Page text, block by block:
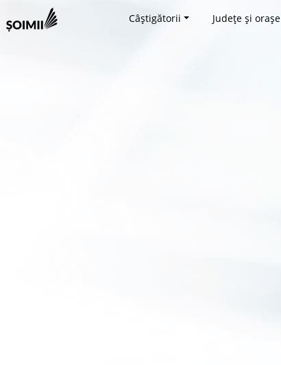
Câștigătorii Județe și orașe